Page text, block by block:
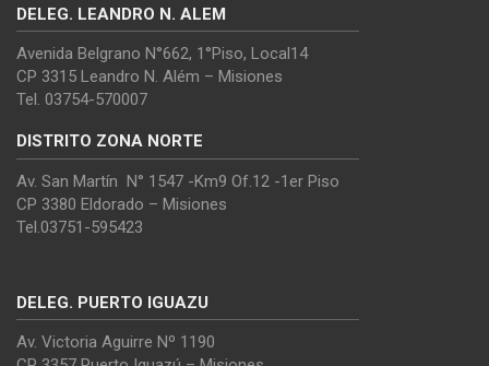
DELEG. LEANDRO N. ALEM
Avenida Belgrano N°662, 1°Piso, Local14
CP 3315 Leandro N. Além – Misiones
Tel. 03754-570007
DISTRITO ZONA NORTE
Av. San Martín N° 1547 -Km9 Of.12 -1er Piso
CP 3380 Eldorado – Misiones
Tel.03751-595423
DELEG. PUERTO IGUAZU
Av. Victoria Aguirre Nº 1190